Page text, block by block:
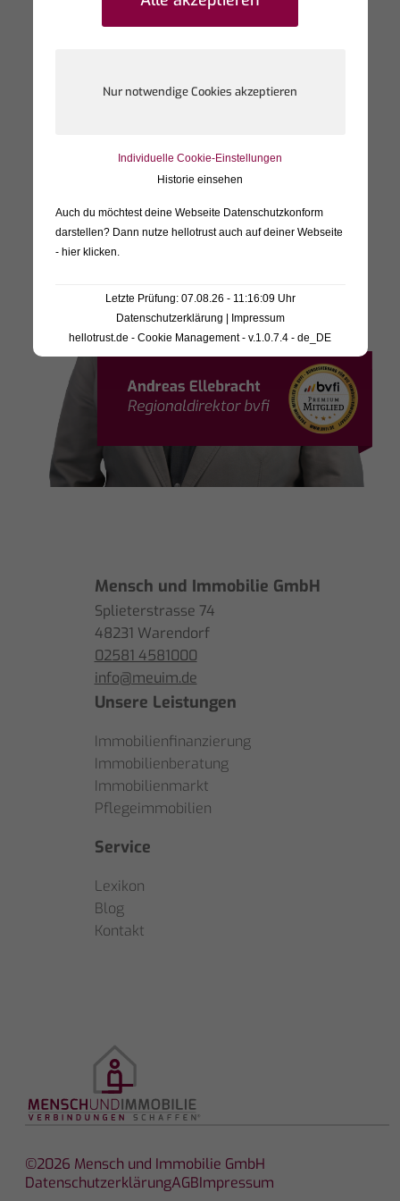
den Seiten von Dritten hinterlassen.
Mensch und Immobilie GmbH
Splieterstrasse 74
48231 Warendorf
02581 4581000
info@meuim.de
Unsere Leistungen
Immobilienfinanzierung
Immobilienberatung
Immobilienmarkt
Pflegeimmobilien
Service
Lexikon
Blog
Kontakt
©2026 Mensch und Immobilie GmbH
DatenschutzerklärungAGBImpressum
Individuelle Cookie-Einstellungen
Historie einsehen
Auch du möchtest deine Webseite Datenschutzkonform
darstellen? Dann nutze hellotrust auch auf deiner Webseite
- hier klicken.
Letzte Prüfung: 07.08.26 - 11:16:09 Uhr
Datenschutzerklärung
Impressum
hellotrust.de - Cookie Management - v.1.0.7.4 - de_DE